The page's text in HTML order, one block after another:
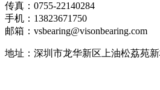
传真：0755-22140284
手机：13823671750
邮箱：vsbearing@visonbearing.com
地址：深圳市龙华新区上油松荔苑